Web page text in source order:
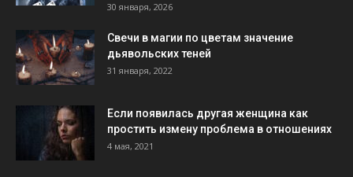
30 января, 2026
Свечи в магии по цветам значение
дьявольских теней
31 января, 2022
Если появилась другая женщина как
простить измену проблема в отношениях
4 мая, 2021